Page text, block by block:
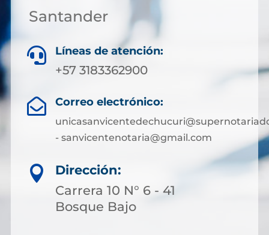
Santander
 Líneas de atención:
+57 3183362900
 Correo electrónico:
- sanvicentenotaria@gmail.com

Dirección:
Carrera 10 N° 6 - 41
Bosque Bajo